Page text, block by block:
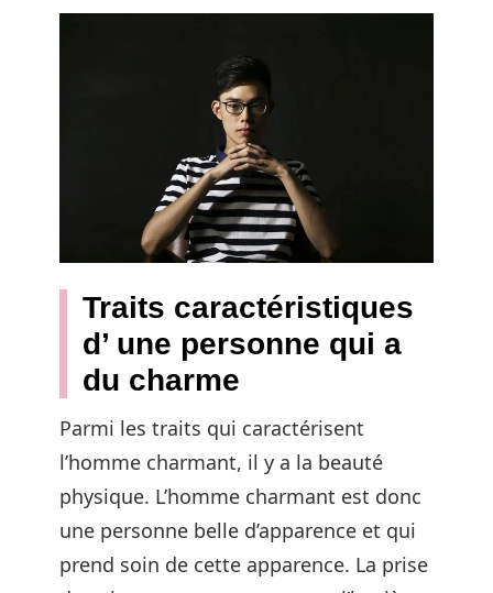
Traits caractéristiques
d’ une personne qui a
du charme
Parmi les traits qui caractérisent
l’homme charmant, il y a la beauté
physique. L’homme charmant est donc
une personne belle d’apparence et qui
prend soin de cette apparence. La prise